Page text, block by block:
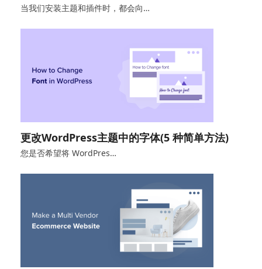
当我们安装主题和插件时，都会向…
更改WordPress主题中的字体(5 种简单方法)
您是否希望将 WordPres…